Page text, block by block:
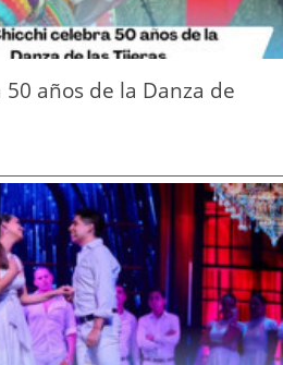
años de la Danza de